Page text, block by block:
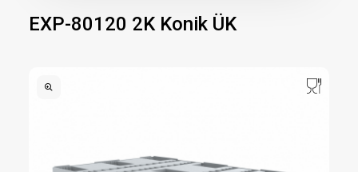
EXP-80120 2K Konik ÜK